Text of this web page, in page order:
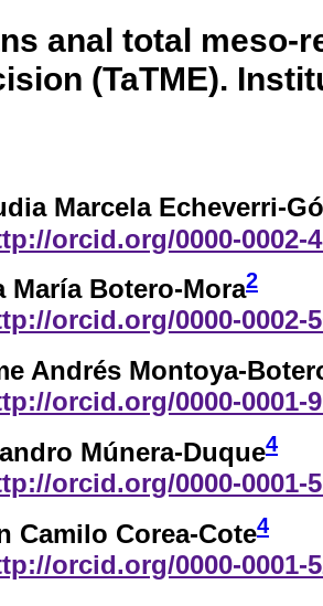
anal total meso-
(TaTME).
Marcela Echeverri-
orcid.org/0000-0002-
María Botero-Mora2
orcid.org/0000-0002-
Andrés Montoya-
orcid.org/0000-0001-
Múnera-Duque4
orcid.org/0000-0001-
Camilo Corea-Cote4
orcid.org/0000-0001-